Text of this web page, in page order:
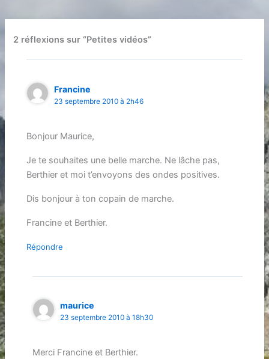
2 réflexions sur “Petites vidéos”
Francine
23 septembre 2010 à 2h46
Bonjour Maurice,
Je te souhaites une belle marche. Ne lâche pas,
Berthier et moi t’envoyons des ondes positives.
Dis bonjour à ton copain de marche.
Francine et Berthier.
Répondre
maurice
23 septembre 2010 à 18h30
Merci Francine et Berthier.